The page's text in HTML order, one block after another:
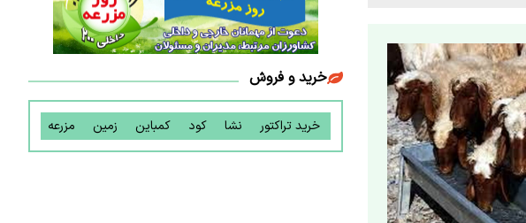
خرید و فروش
خرید تراکتور نشا کود کمباین زمین مزرعه